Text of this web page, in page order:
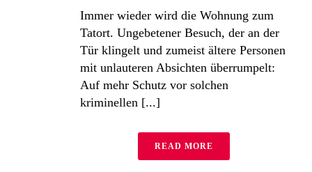
Immer wieder wird die Wohnung zum
Tatort. Ungebetener Besuch, der an der
Tür klingelt und zumeist ältere Personen
mit unlauteren Absichten überrumpelt:
Auf mehr Schutz vor solchen
kriminellen [...]
READ MORE